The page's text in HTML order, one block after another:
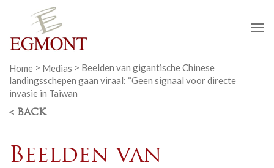
Home > Medias > Beelden van gigantische Chinese
landingsschepen gaan viraal: “Geen signaal voor directe
invasie in Taiwan
< BACK
Beelden van